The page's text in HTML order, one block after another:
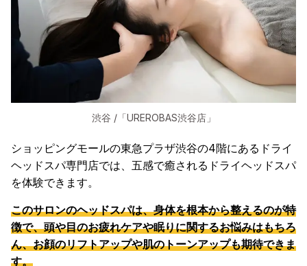
渋谷 /「UREROBAS渋谷店」
ショッピングモールの東急プラザ渋谷の4階にあるドライ
ヘッドスパ専門店では、五感で癒されるドライヘッドスパ
を体験できます。
このサロンのヘッドスパは、身体を根本から整えるのが特
徴で、頭や目のお疲れケアや眠りに関するお悩みはもちろ
ん、お顔のリフトアップや肌のトーンアップも期待できま
す。